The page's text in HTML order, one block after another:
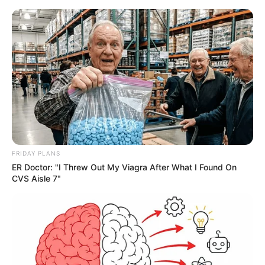
FRIDAY PLANS
ER Doctor: "I Threw Out My Viagra After What I Found On
CVS Aisle 7"